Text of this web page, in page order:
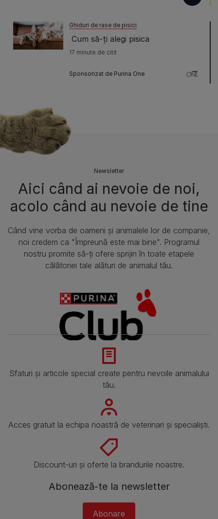
Ghiduri de rase de pisici
Cum să-ți alegi pisica
17 minute de citit
Sponsorizat de Purina One
Newsletter
Aici când ai nevoie de noi,
acolo când au nevoie de tine​
Când vine vorba de oameni și animalele lor de companie,
noi credem ca "Împreună este mai bine". Programul
nostru promite să-ți ofere sprijin în toate etapele
călătoriei tale alături de animalul tău.
Sfaturi și articole special create pentru nevoile animalului
tău.
Acces gratuit la echipa noastră de veterinari și specialiști.
Discount-uri și oferte la brandurile noastre.
Abonează-te la newsletter
Abonare